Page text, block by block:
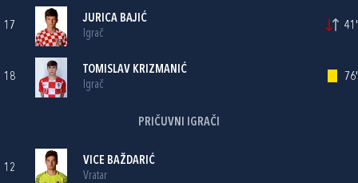
17
JURICA BAJIĆ
Igrač
41'
18
TOMISLAV KRIZMANIĆ
Igrač
76'
PRIČUVNI IGRAČI
12
VICE BAŽDARIĆ
Vratar